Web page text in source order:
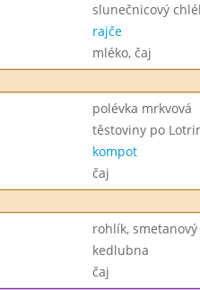
slunečnicový
rajče
mléko, čaj
polévka mrkvová
těstoviny po
kompot
čaj
rohlík,
kedlubna
čaj